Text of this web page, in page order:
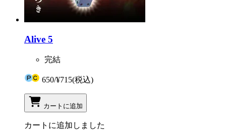
Alive 5
完結
650/¥715(税込)
カートに追加
カートに追加しました